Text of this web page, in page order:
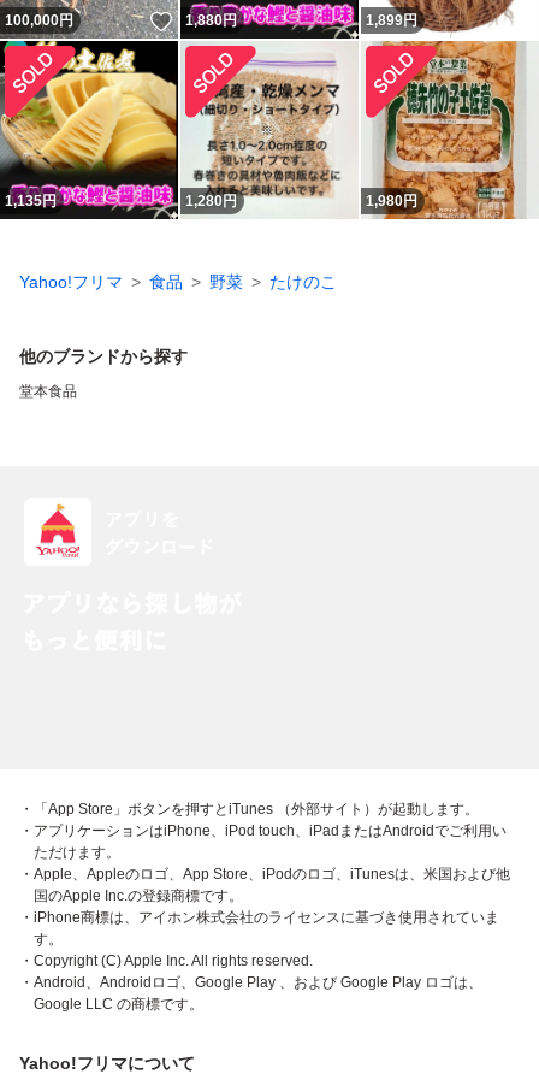
100,000円 いいね！
1,880円 1,899円
1,135円 1,280円 1,980円
Yahoo!フリマ 食品 野菜 たけのこ
他のブランドから探す
堂本食品
・「App Store」ボタンを押すとiTunes （外部サイト）が起動します。
・アプリケーションはiPhone、iPod touch、iPadまたはAndroidでご利用い
ただけます。
・Apple、Appleのロゴ、App Store、iPodのロゴ、iTunesは、米国および他
国のApple Inc.の登録商標です。
・iPhone商標は、アイホン株式会社のライセンスに基づき使用されていま
す。
・Copyright (C) Apple Inc. All rights reserved.
・Android、Androidロゴ、Google Play 、および Google Play ロゴは、
Google LLC の商標です。
Yahoo!フリマについて